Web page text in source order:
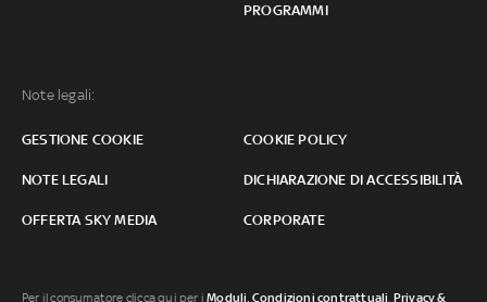
PROGRAMMI
Note legali:
GESTIONE COOKIE COOKIE POLICY
NOTE LEGALI DICHIARAZIONE DI ACCESSIBILITÀ
OFFERTA SKY MEDIA CORPORATE
Per il consumatore clicca qui per iModuli, Condizioni contrattuali, Privacy &